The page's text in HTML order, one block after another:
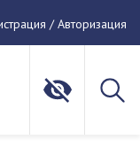
/ Авторизация